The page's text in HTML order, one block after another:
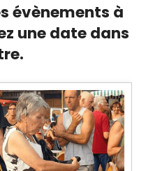
évènements à
une date dans